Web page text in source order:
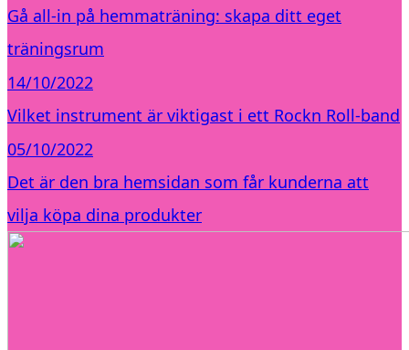
Gå all-in på hemmaträning: skapa ditt eget
träningsrum
14/10/2022
Vilket instrument är viktigast i ett Rockn Roll-band
05/10/2022
Det är den bra hemsidan som får kunderna att
vilja köpa dina produkter